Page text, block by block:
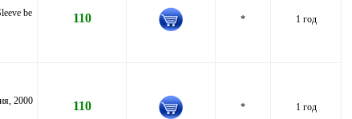
be
110 * 1 год
2000
110 * 1 год